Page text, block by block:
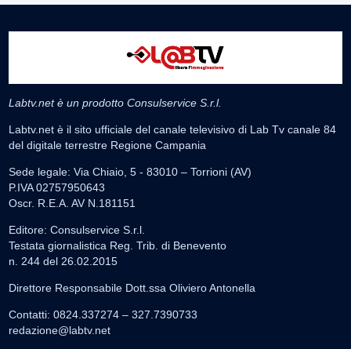
Labtv.net è un prodotto Consulservice S.r.l.
Labtv.net è il sito ufficiale del canale televisivo di Lab Tv canale 84
del digitale terrestre Regione Campania
Sede legale: Via Chiaio, 5 - 83010 – Torrioni (AV)
P.IVA 02757950643
Oscr. R.E.A. AV N.181151
Editore: Consulservice S.r.l.
Testata giornalistica Reg. Trib. di Benevento
n. 244 del 26.02.2015
Direttore Responsabile Dott.ssa Oliviero Antonella
Contatti: 0824.337274 – 327.7390733
redazione@labtv.net